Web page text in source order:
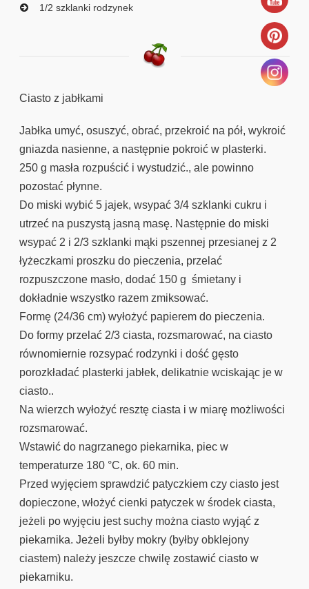
1/2 szklanki rodzynek
Ciasto z jabłkami
Jabłka umyć, osuszyć, obrać, przekroić na pół, wykroić
gniazda nasienne, a następnie pokroić w plasterki.
250 g masła rozpuścić i wystudzić., ale powinno
pozostać płynne.
Do miski wybić 5 jajek, wsypać 3/4 szklanki cukru i
utrzeć na puszystą jasną masę. Następnie do miski
wsypać 2 i 2/3 szklanki mąki pszennej przesianej z 2
łyżeczkami proszku do pieczenia, przelać
rozpuszczone masło, dodać 150 g śmietany i
dokładnie wszystko razem zmiksować.
Formę (24/36 cm) wyłożyć papierem do pieczenia.
Do formy przelać 2/3 ciasta, rozsmarować, na ciasto
równomiernie rozsypać rodzynki i dość gęsto
porozkładać plasterki jabłek, delikatnie wciskając je w
ciasto..
Na wierzch wyłożyć resztę ciasta i w miarę możliwości
rozsmarować.
Wstawić do nagrzanego piekarnika, piec w
temperaturze 180 °C, ok. 60 min.
Przed wyjęciem sprawdzić patyczkiem czy ciasto jest
dopieczone, włożyć cienki patyczek w środek ciasta,
jeżeli po wyjęciu jest suchy można ciasto wyjąć z
piekarnika. Jeżeli byłby mokry (byłby obklejony
ciastem) należy jeszcze chwilę zostawić ciasto w
piekarniku.